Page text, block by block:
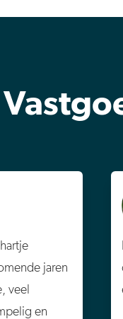
jaren
veel
en